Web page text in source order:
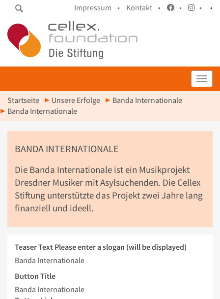
Impressum • Kontakt • • • •
Startseite Unsere Erfolge
Banda Internationale
Banda Internationale
BANDA INTERNATIONALE
Die Banda Internationale ist ein Musikprojekt
Dresdner Musiker mit Asylsuchenden. Die Cellex
Stiftung unterstützte das Projekt zwei Jahre lang
finanziell und ideell.
Teaser Text Please enter a slogan (will be displayed)
Banda Internationale
Button Title
Banda Internationale